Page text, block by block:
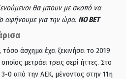
θα μπουν με σκοπό να
αφήνουμε για την ώρα. NO BET
άσχημα έχει ξεκινήσει το 2019
μετράει τρεις σερί ήττες. Στο
3-0 από την ΑΕΚ, μένοντας στην 11η